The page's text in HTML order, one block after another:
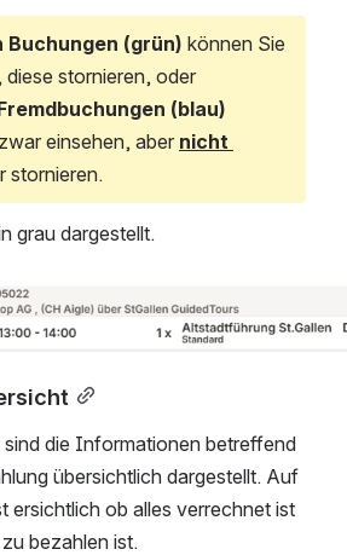
Buchungen (grün) können Sie
diese stornieren, oder
(blau)
einsehen, aber
stornieren.
grau dargestellt.
die Informationen betreffend
übersichtlich dargestellt. Auf
ersichtlich ob alles verrechnet ist
bezahlen ist.